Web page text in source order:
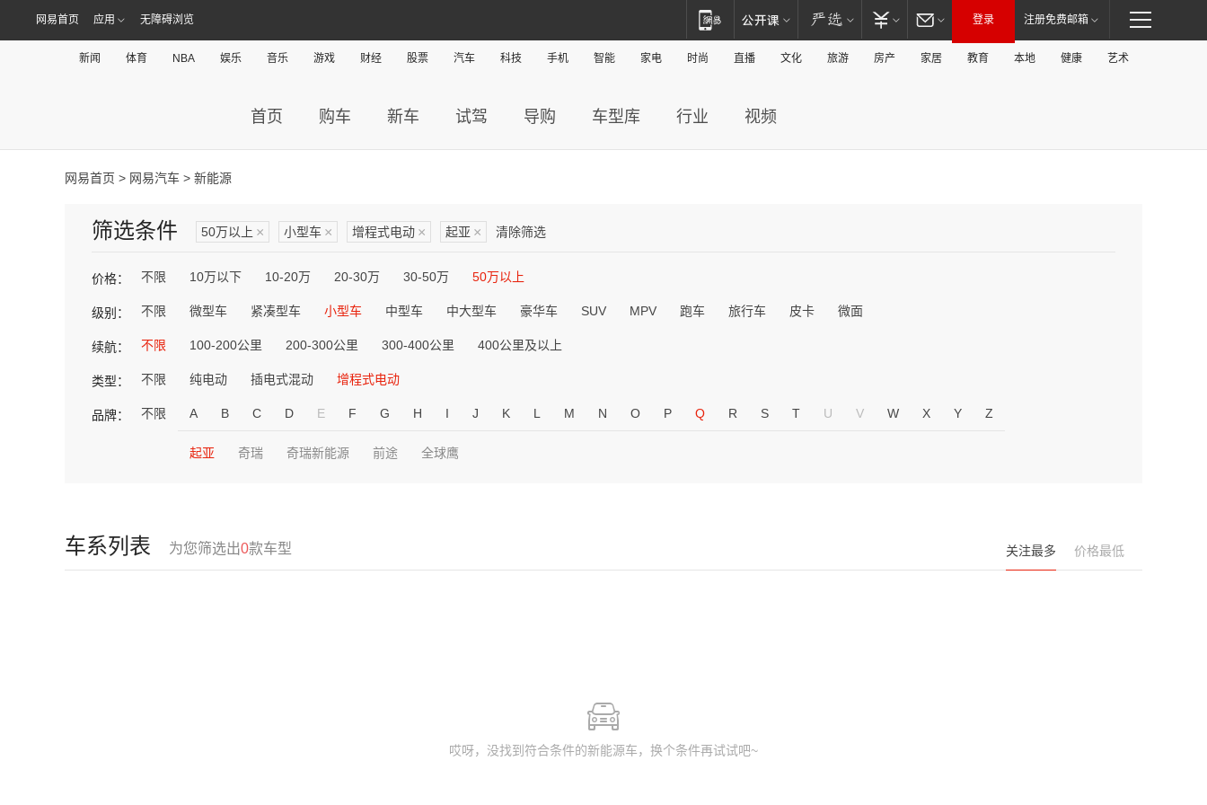
网易首页 应用 无障碍浏览 登录 注册免费邮箱
新闻 体育 NBA 娱乐 音乐 游戏 财经 股票 汽车 科技 手机 智能 家电 时尚 直播 文化 旅游 房产 家居 教育 本地 健康 艺术
首页 购车 新车 试驾 导购 车型库 行业 视频
网易首页 > 网易汽车 > 新能源
筛选条件 50万以上 × 小型车 × 增程式电动 × 起亚 × 清除筛选
价格： 不限 10万以下 10-20万 20-30万 30-50万 50万以上
级别： 不限 微型车 紧凑型车 小型车 中型车 中大型车 豪华车 SUV MPV 跑车 旅行车 皮卡 微面
续航： 不限 100-200公里 200-300公里 300-400公里 400公里及以上
类型： 不限 纯电动 插电式混动 增程式电动
品牌： 不限 A B C D E F G H I J K L M N O P Q R S T U V W X Y Z
起亚 奇瑞 奇瑞新能源 前途 全球鹰
车系列表 为您筛选出0款车型 关注最多 价格最低
哎呀，没找到符合条件的新能源车，换个条件再试试吧~